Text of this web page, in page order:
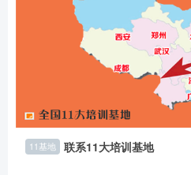
11基地 联系11大培训基地